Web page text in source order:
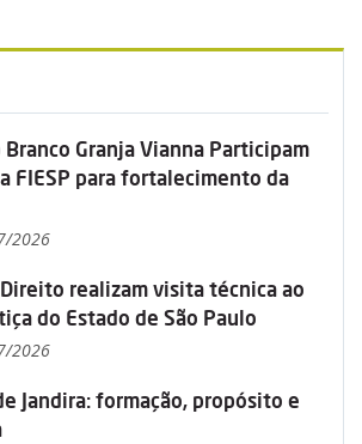
Branco Granja Vianna Participam
FIESP para fortalecimento da
2026
realizam visita técnica ao
do Estado de São Paulo
2026
Jandira: formação, propósito e